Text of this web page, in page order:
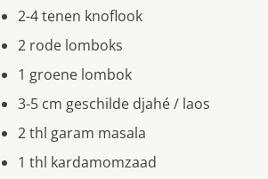
2-4 tenen knoflook
2 rode lomboks
1 groene lombok
3-5 cm geschilde djahé / laos
2 thl garam masala
1 thl kardamomzaad